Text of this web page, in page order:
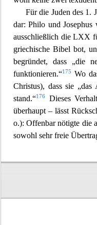
Für die Juden des 1.
dar: Philo und
ausschließlich die LXX
griechische Bibel bot,
begründet, dass „die
funktionieren.“175
Wo
Christus), dass sie
stand.“176 Dieses
überhaupt – lässt
o.): Offenbar nötigte die
sowohl sehr freie